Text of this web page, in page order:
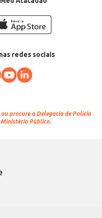
redes sociais
procure a Delegacia de Polícia
Público.